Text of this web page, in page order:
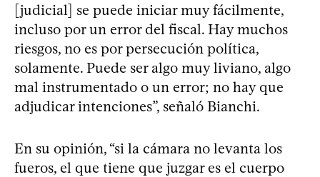
[judicial] se puede iniciar muy fácilmente,
incluso por un error del fiscal. Hay muchos
riesgos, no es por persecución política,
solamente. Puede ser algo muy liviano, algo
mal instrumentado o un error; no hay que
adjudicar intenciones”, señaló Bianchi.
En su opinión, “si la cámara no levanta los
fueros, el que tiene que juzgar es el cuerpo